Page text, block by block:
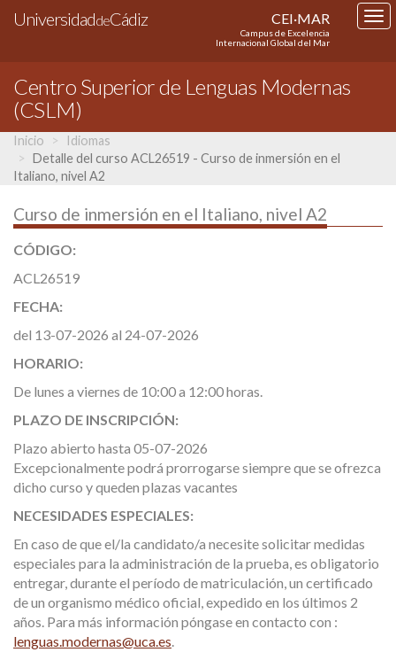
UniversidaddeCádiz CEI·MAR
Campus de Excelencia
Internacional Global del Mar
Centro Superior de Lenguas Modernas
(CSLM)
Inicio
Idiomas
Detalle del curso ACL26519 - Curso de inmersión en el
Italiano, nivel A2
Curso de inmersión en el Italiano, nivel A2
CÓDIGO:
ACL26519
FECHA:
del 13-07-2026 al 24-07-2026
HORARIO:
De lunes a viernes de 10:00 a 12:00 horas.
PLAZO DE INSCRIPCIÓN:
Plazo abierto hasta 05-07-2026
Excepcionalmente podrá prorrogarse siempre que se ofrezca
dicho curso y queden plazas vacantes
NECESIDADES ESPECIALES:
En caso de que el/la candidato/a necesite solicitar medidas
especiales para la administración de la prueba, es obligatorio
entregar, durante el período de matriculación, un certificado
de un organismo médico oficial, expedido en los últimos 2
años. Para más información póngase en contacto con :
lenguas.modernas@uca.es.